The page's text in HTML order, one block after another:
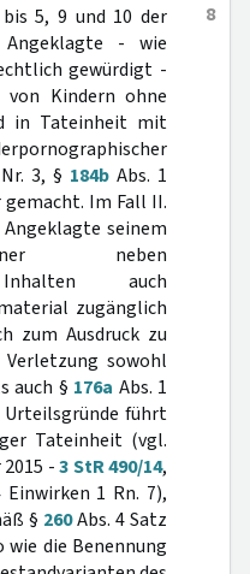
8
5, 9 und 10 der
- wie
gewürdigt -
von Kindern ohne
in Tateinheit mit
3, § 184b Abs. 1
Im Fall II.
seinem
neben
Inhalten auch
zugänglich
zum Ausdruck zu
sowohl
auch § 176a Abs. 1
Urteilsgründe führt
Tateinheit (vgl.
2015 -3 StR 490/14,
Einwirken 1 Rn. 7),
§ 260Abs. 4 Satz
wie die Benennung